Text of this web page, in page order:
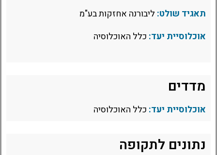
תאגיד שולט: ליבורנה אחזקות בע"מ
אוכלוסיית יעד: כלל האוכלוסיה
מדדים
אוכלוסיית יעד: כלל האוכלוסיה
נתונים לתקופה